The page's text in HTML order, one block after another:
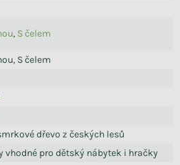
, S čelem
S čelem
dřevo z českých lesů
vhodné pro dětský nábytek i hračky